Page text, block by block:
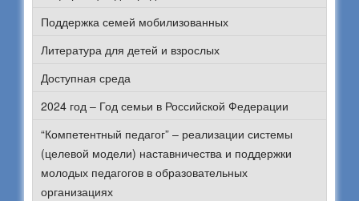
Поддержка семей мобилизованных
Литература для детей и взрослых
Доступная среда
2024 год – Год семьи в Российской Федерации
“Компетентный педагог” – реализации системы
(целевой модели) наставничества и поддержки
молодых педагогов в образовательных
организациях